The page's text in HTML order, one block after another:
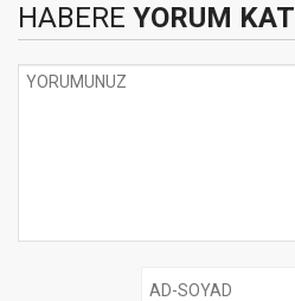
HABERE YORUM KAT